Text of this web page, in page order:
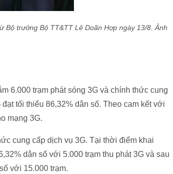
Bộ trưởng Bộ TT&TT Lê Doãn Hợp ngày 13/8. Ảnh
6.000 trạm phát sóng 3G và chính thức cung
tối thiểu 86,32% dân số. Theo cam kết với
mạng 3G.
cung cấp dịch vụ 3G. Tại thời điểm khai
dân số với 5.000 trạm thu phát 3G và sau
với 15.000 trạm.